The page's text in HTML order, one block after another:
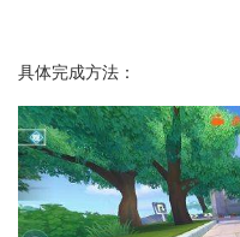
具体完成方法：